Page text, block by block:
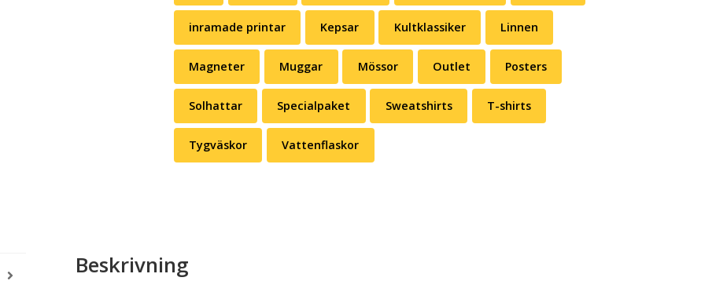
inramade printar Kepsar Kultklassiker Linnen
Magneter Muggar Mössor Outlet Posters
Solhattar Specialpaket Sweatshirts T-shirts
Tygväskor Vattenflaskor
Beskrivning